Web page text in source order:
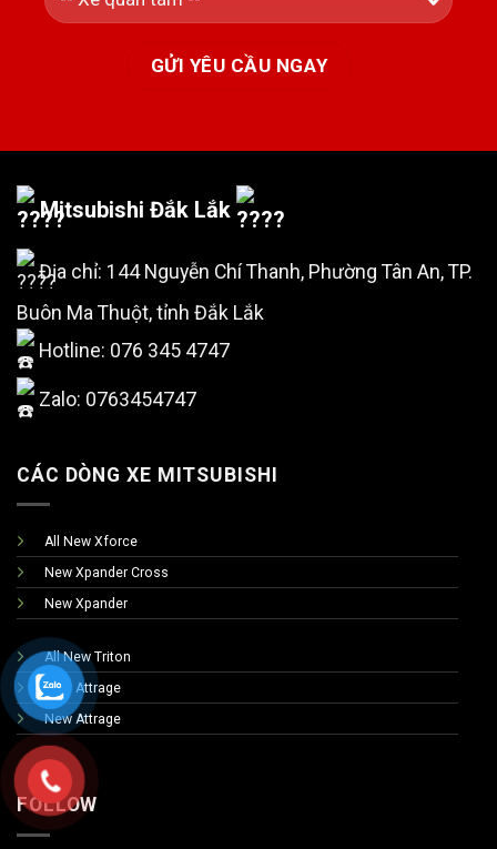
Mitsubishi Đắk Lắk
Địa chỉ: 144 Nguyễn Chí Thanh, Phường Tân An, TP.
Buôn Ma Thuột, tỉnh Đắk Lắk
Hotline: 076 345 4747
Zalo: 0763454747
CÁC DÒNG XE MITSUBISHI
All New Xforce
New Xpander Cross
New Xpander
All New Triton
New Attrage
New Attrage
FOLLOW